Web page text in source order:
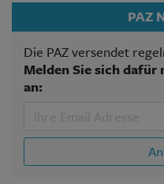
PAZ
Die PAZ versendet
Melden Sie sich
an: